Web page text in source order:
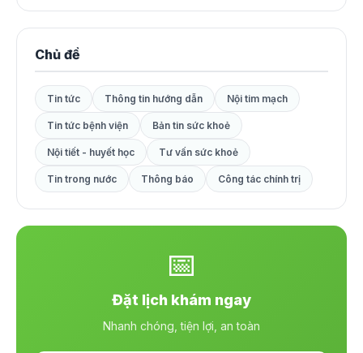
Chủ đề
Tin tức Thông tin hướng dẫn Nội tim mạch
Tin tức bệnh viện Bản tin sức khoẻ
Nội tiết - huyết học Tư vấn sức khoẻ
Tin trong nước Thông báo Công tác chính trị
📅
Đặt lịch khám ngay
Nhanh chóng, tiện lợi, an toàn